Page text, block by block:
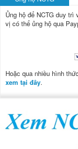
Ủng hộ để NCTG duy trì
vị có thể ủng hộ qua
Hoặc qua nhiều hình
xem tại đây.